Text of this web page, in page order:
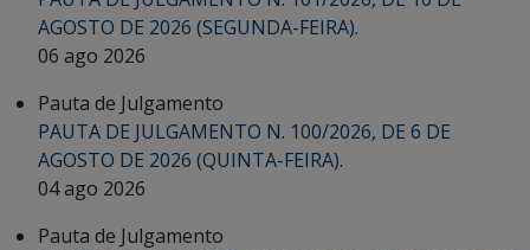
AGOSTO DE 2026 (SEGUNDA-FEIRA).
06 ago 2026
Pauta de Julgamento
PAUTA DE JULGAMENTO N. 100/2026, DE 6 DE
AGOSTO DE 2026 (QUINTA-FEIRA).
04 ago 2026
Pauta de Julgamento